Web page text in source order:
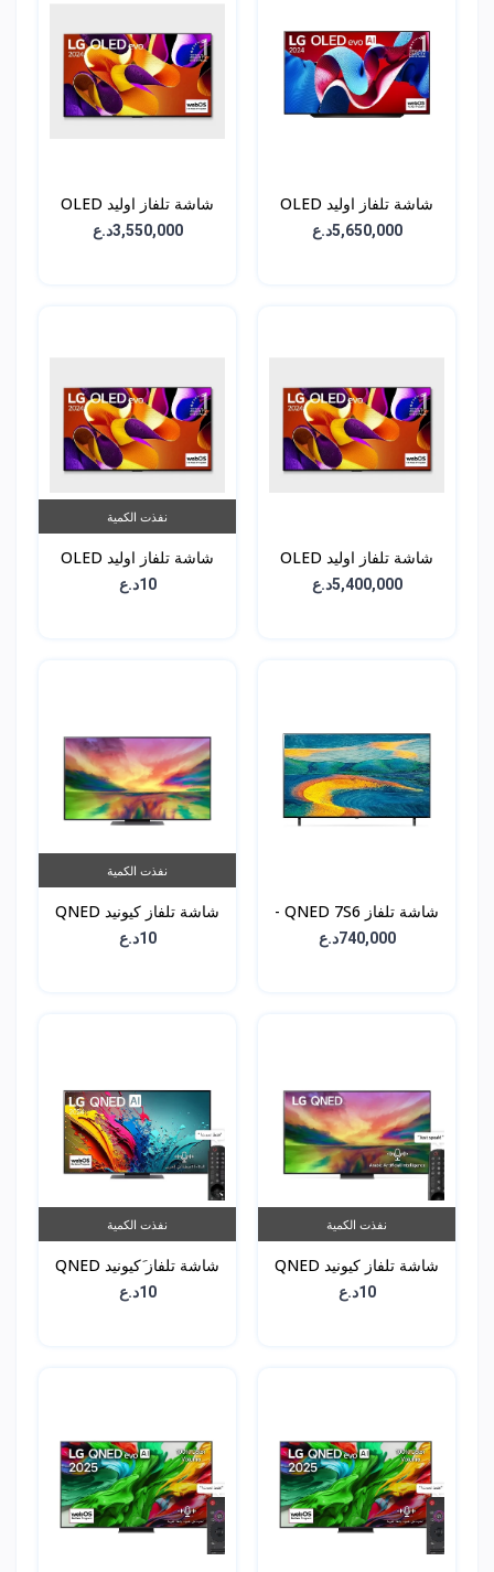
شاشة تلفاز اوليد OLED
C4 - حجم 83 انش -5,650,000د.ع
شاشة تلفاز اوليد OLED
G4 - حجم 65 انش -3,550,000د.ع
شاشة تلفاز اوليد OLED
G4 - حجم 77 انش -5,400,000د.ع
نفذت الكمية
شاشة تلفاز اوليد OLED
10د.ع
شاشة تلفاز QNED 7S6 -
حجم 55 انش -740,000د.ع
نفذت الكمية
شاشة تلفاز كيونيد QNED
10د.ع
نفذت الكمية
شاشة تلفاز كيونيد QNED
10د.ع
نفذت الكمية
شاشة تلفاز َكيونيد QNED
10د.ع